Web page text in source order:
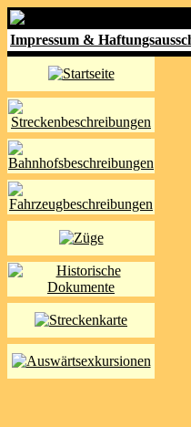
Impressum &